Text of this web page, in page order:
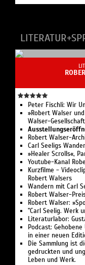
Peter Fischli: Wir
»Robert Walser
Walser-Gesellschaft
Robert Walser-
Carl Seeligs
»Healer Scrolls«,
Youtube-Kanal
Kurzfilme -
Robert Walsers
Wandern mit Carl
Robert Walser-
Robert Walser:
"Carl Seelig. Werk
Literaturlabor:
Podcast:
in einer neuen
Die Sammlung ist
gedruckten und
Leben und Werk.